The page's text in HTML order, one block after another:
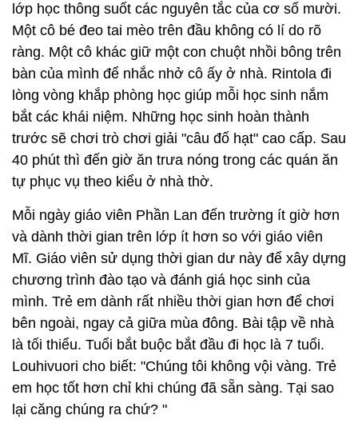
lớp học thông suốt các nguyên tắc của cơ số mười.
Một cô bé đeo tai mèo trên đầu không có lí do rõ
ràng. Một cô khác giữ một con chuột nhồi bông trên
bàn của mình để nhắc nhở cô ấy ở nhà. Rintola đi
lòng vòng khắp phòng học giúp mỗi học sinh nắm
bắt các khái niệm. Những học sinh hoàn thành
trước sẽ chơi trò chơi giải "câu đố hạt" cao cấp. Sau
40 phút thì đến giờ ăn trưa nóng trong các quán ăn
tự phục vụ theo kiểu ở nhà thờ.
Mỗi ngày giáo viên Phần Lan đến trường ít giờ hơn
và dành thời gian trên lớp ít hơn so với giáo viên
Mĩ. Giáo viên sử dụng thời gian dư này để xây dựng
chương trình đào tạo và đánh giá học sinh của
mình. Trẻ em dành rất nhiều thời gian hơn để chơi
bên ngoài, ngay cả giữa mùa đông. Bài tập về nhà
là tối thiểu. Tuổi bắt buộc bắt đầu đi học là 7 tuổi.
Louhivuori cho biết: "Chúng tôi không vội vàng. Trẻ
em học tốt hơn chỉ khi chúng đã sẵn sàng. Tại sao
lại căng chúng ra chứ? "